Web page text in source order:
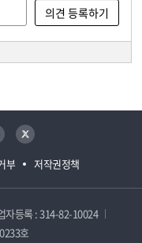
부 저작권정책
트위터
자등록 : 314-82-10024
호